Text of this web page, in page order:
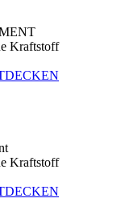
Kraftstoff
Kraftstoff